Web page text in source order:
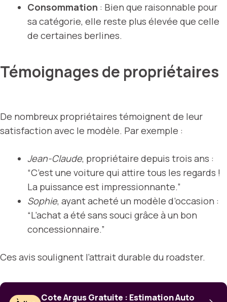
Consommation : Bien que raisonnable pour
sa catégorie, elle reste plus élevée que celle
de certaines berlines.
Témoignages de propriétaires
De nombreux propriétaires témoignent de leur
satisfaction avec le modèle. Par exemple :
Jean-Claude, propriétaire depuis trois ans :
“C’est une voiture qui attire tous les regards !
La puissance est impressionnante.”
Sophie, ayant acheté un modèle d’occasion :
“L’achat a été sans souci grâce à un bon
concessionnaire.”
Ces avis soulignent l’attrait durable du roadster.
Cote Argus Gratuite : Estimation Auto